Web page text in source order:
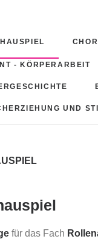
- KÖRPERARBEIT
UND
für das Fach